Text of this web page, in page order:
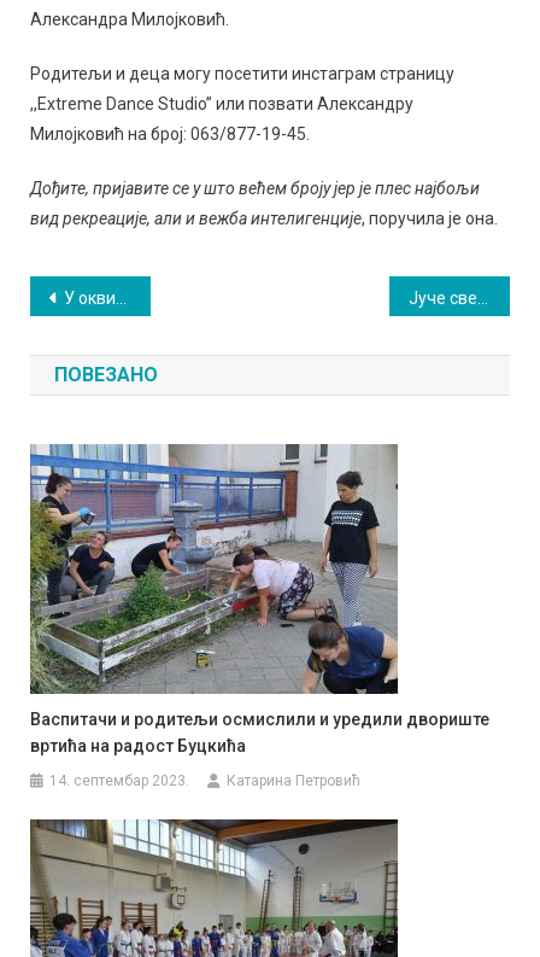
Александра Милојковић.
Родитељи и деца могу посетити инстаграм страницу
,,Extreme Dance Studio” или позвати Александру
Милојковић на број: 063/877-19-45.
Дођите, пријавите се у што већем броју јер је плес најбољи
вид рекреације, али и вежба интелигенције, поручила је она.
Кретање
чланка
У оквиру програма ,,Културица”, почиње са радом школа глуме
ПОВЕЗАНО
Васпитачи и родитељи осмислили и уредили двориште
вртића на радост Буцкића
14. септембар 2023. Катарина Петровић